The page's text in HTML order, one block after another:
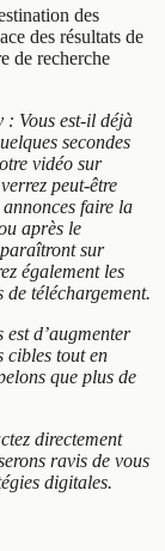
des
des résultats de
de recherche
: Vous est-il déjà
secondes
vidéo sur
peut-être
faire la
après le
sur
également les
téléchargement.
d’augmenter
cibles tout en
que plus de
directement
ravis de vous
digitales.